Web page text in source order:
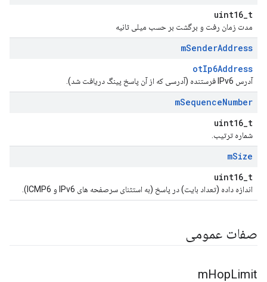
uint16_t
مدت زمان رفت و برگشت بر حسب میلی ثانیه
mSenderAddress
otIp6Address
آدرس IPv6 فرستنده (آدرسی که از آن پاسخ پینگ دریافت شد).
mSequenceNumber
uint16_t
شماره ترتیب.
mSize
uint16_t
اندازه داده (تعداد بایت) در پاسخ (به استثنای سرصفحه های IPv6 و ICMP6).
صفات عمومی
mHopLimit